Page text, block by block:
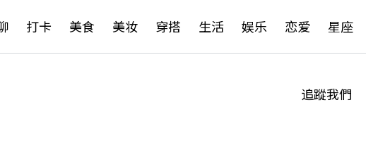
打卡 美食 美妆 穿搭 生活 娱乐 恋爱 星座
追蹤我們